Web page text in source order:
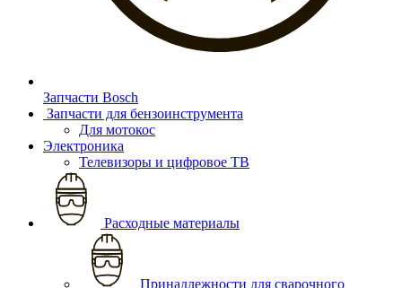
Запчасти Bosch
Запчасти для бензоинструмента
Для мотокос
Электроника
Телевизоры и цифровое ТВ
Расходные материалы
Принадлежности для сварочного